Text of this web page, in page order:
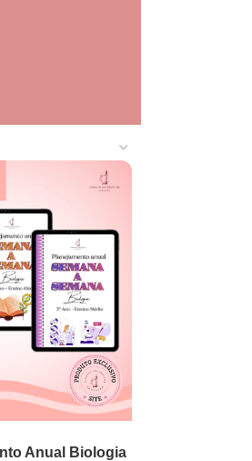
Anual Biologia